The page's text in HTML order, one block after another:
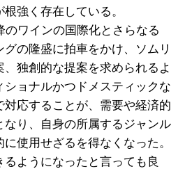
強く存在している。
のワインの国際化とさらなる
の隆盛に拍車をかけ、ソムリ
独創的な提案を求められるよ
ショナルかつドメスティックな
対応することが、需要や経済的
なり、自身の所属するジャンル
使用せざるを得なくなった。
るようになったと言っても良